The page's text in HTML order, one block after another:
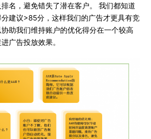
名，避免错失了潜在客户。 我们都知道
建议>85分，这样我们的广告才更具有竞
助我们维持账户的优化得分在一个较高
广告投放效果。